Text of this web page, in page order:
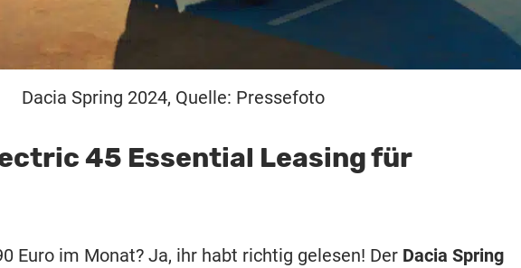
Dacia Spring 2024, Quelle: Pressefoto
45 Essential Leasing für
Euro im Monat? Ja, ihr habt richtig gelesen! Der Dacia Spring